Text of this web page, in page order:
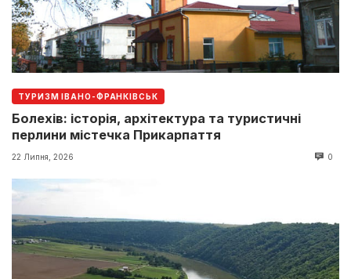
ТУРИЗМ ІВАНО-ФРАНКІВСЬК
Болехів: історія, архітектура та туристичні
перлини містечка Прикарпаття
22 Липня, 2026 0